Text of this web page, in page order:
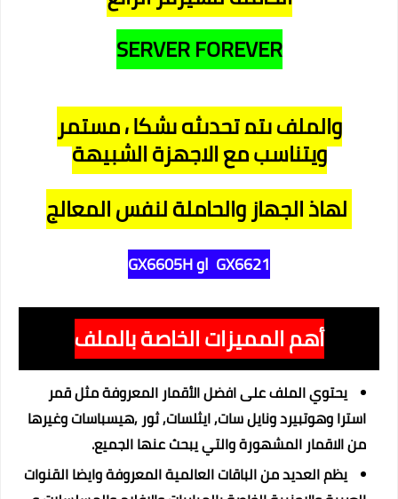
SERVER FOREVER
والملف يتم تحديثه بشكل مستمر
ويتناسب مع الاجهزة الشبيهة
لهاذ الجهاز والحاملة لنفس المعالج
GX6621 او GX6605H
أهم المميزات الخاصة بالملف
يحتوي الملف على افضل الأقمار المعروفة مثل قمر
استرا وهوتبيرد ونايل سات, ايثلسات, ثور ,هيسباسات وغيرها
من الاقمار المشهورة والتي يبحث عنها الجميع.
يظم العديد من الباقات العالمية المعروفة وايضا القنوات